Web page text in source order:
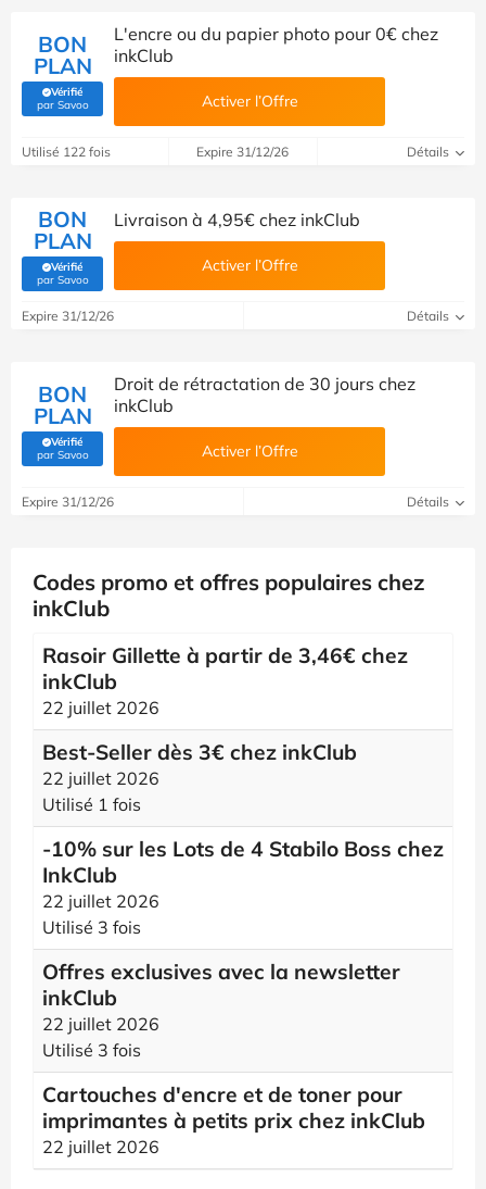
BON
PLAN
Vérifié
par Savoo(Vérifié par Savoo)
L'encre ou du papier photo pour 0€ chez
inkClub
Activer l’Offre
Utilisé 122 fois Expire 31/12/26 Détails
BON
PLAN
Vérifié
par Savoo(Vérifié par Savoo)
Livraison à 4,95€ chez inkClub
Activer l’Offre
Expire 31/12/26 Détails
BON
PLAN
Vérifié
par Savoo(Vérifié par Savoo)
Droit de rétractation de 30 jours chez
inkClub
Activer l’Offre
Expire 31/12/26 Détails
Codes promo et offres populaires chez
inkClub
Rasoir Gillette à partir de 3,46€ chez
inkClub
22 juillet 2026
Best-Seller dès 3€ chez inkClub
22 juillet 2026
Utilisé 1 fois
-10% sur les Lots de 4 Stabilo Boss chez
InkClub
22 juillet 2026
Utilisé 3 fois
Offres exclusives avec la newsletter
inkClub
22 juillet 2026
Utilisé 3 fois
Cartouches d'encre et de toner pour
imprimantes à petits prix chez inkClub
22 juillet 2026